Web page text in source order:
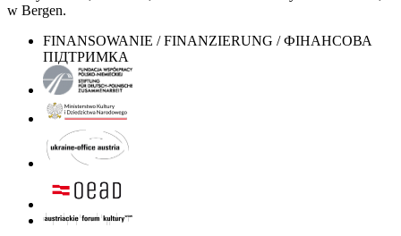
w Bergen.
FINANSOWANIE / FINANZIERUNG / ФІНАНСОВА
ПІДТРИМКА